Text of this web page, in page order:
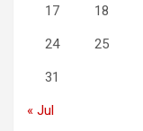
17 18
24 25
31
« Jul